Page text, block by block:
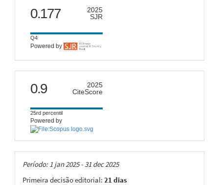
scimago
0.177
2025
SJR
Q4
Powered by
citescore
0.9
2025
CiteScore
25rd percentil
Powered by
Taxas
Período: 1 jan 2025 - 31 dec 2025
Primeira decisão editorial: 21 dias